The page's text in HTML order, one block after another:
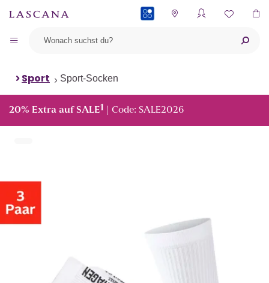
Sport Sport-Socken
20% Extra auf SALE1 | Code: SALE2026